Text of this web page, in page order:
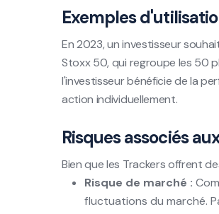
Exemples
En 2023, un investisseur
Stoxx 50, qui regroupe les 50
l'investisseur bénéficie de la
action individuellement.
Risques associés
Bien que les Trackers offrent
Risque de marché :
fluctuations du marché.